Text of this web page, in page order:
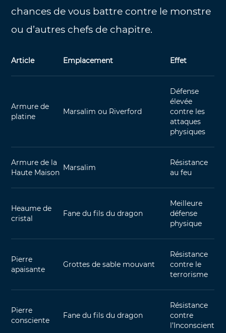
chances de vous battre contre le monstre
ou d’autres chefs de chapitre.
Article Emplacement Effet
Armure de
platine
Marsalim ou Riverford
Défense
élevée
contre les
attaques
physiques
Armure de la
Haute Maison
Marsalim
Résistance
au feu
Heaume de
cristal
Fane du fils du dragon
Meilleure
défense
physique
Pierre
apaisante
Grottes de sable mouvant
Résistance
contre le
terrorisme
Pierre
consciente
Fane du fils du dragon
Résistance
contre
l’Inconscient